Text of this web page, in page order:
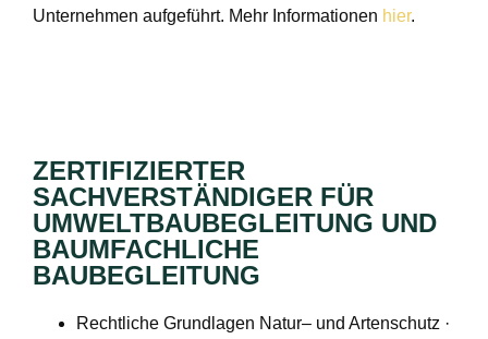
Unternehmen aufgeführt. Mehr Informationen hier.
ZERTIFIZIERTER
SACHVERSTÄNDIGER FÜR
UMWELTBAUBEGLEITUNG UND
BAUMFACHLICHE
BAUBEGLEITUNG
Rechtliche Grundlagen Natur– und Artenschutz ·